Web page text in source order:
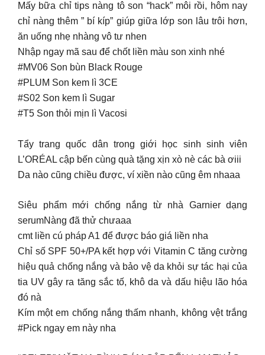
Mấy bữa chỉ tips nàng tô son “hack” môi rồi, hôm nay
chỉ nàng thêm ” bí kíp” giúp giữa lớp son lâu trôi hơn,
ăn uống nhẹ nhàng vô tư nhen
Nhập ngay mã sau để chốt liền màu son xinh nhé
#MV06 Son bùn Black Rouge
#PLUM Son kem lì 3CE
#S02 Son kem lì Sugar
#T5 Son thỏi mịn lì Vacosi
Tẩy trang quốc dân trong giới học sinh sinh viên
L’ORÉAL cập bến cùng quà tặng xịn xò nè các bà ơiii
Da nào cũng chiều được, ví xiền nào cũng êm nhaaa
Siêu phẩm mới chống nắng từ nhà Garnier dạng
serumNàng đã thử chưaaa
cmt liền cú pháp A1 để được báo giá liền nha
Chỉ số SPF 50+/PA kết hợp với Vitamin C tăng cường
hiệu quả chống nắng và bảo vệ da khỏi sự tác hại của
tia UV gây ra tăng sắc tố, khô da và dấu hiệu lão hóa
đó nà
Kím một em chống nắng thấm nhanh, không vệt trắng
#Pick ngay em này nha